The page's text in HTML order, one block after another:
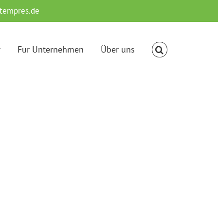
Für Unternehmen Über uns